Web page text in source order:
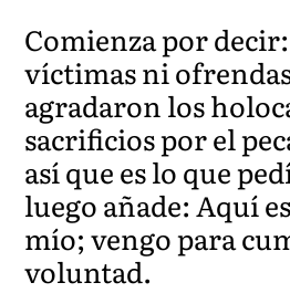
Comienza por
víctimas ni
agradaron los
sacrificios por el
así que es lo que
luego añade: Aquí
mío; vengo para
voluntad.